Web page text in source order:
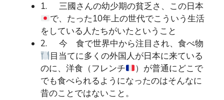
1. 三國さんの幼少期の貧乏さ、この日本
で、たった10年上の世代でこういう生活
をしている人たちがいたということ
2. 今 食で世界中から注目され、食べ物
目当てに多くの外国人が日本に来ている
のに、洋食（フレンチ
）が普通にどこで
でも食べられるようになったのはそんなに
昔のことではないこと。